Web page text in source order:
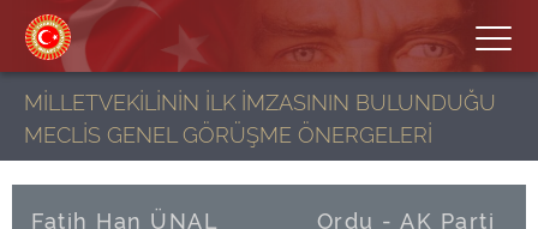
MİLLETVEKİLİNİN İLK İMZASININ BULUNDUĞU
MECLİS GENEL GÖRÜŞME ÖNERGELERİ
Fatih Han ÜNAL Ordu - AK Parti